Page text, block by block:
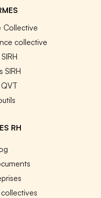
Collective
collective
SIRH
RH